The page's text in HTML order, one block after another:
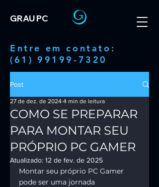
GRAU PC
Entre em contato:
(61) 99199-7320
Post
COMO SE PREPARAR
PARA MONTAR SEU
PRÓPRIO PC GAMER
27 de dez. de 2024 4 min de leitura
Atualizado: 12 de fev. de 2025
Montar seu próprio PC Gamer
pode ser uma jornada